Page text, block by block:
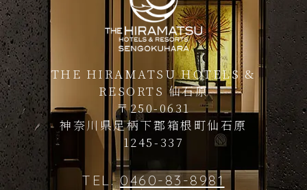
THE HIRAMATSU HOTELS &
RESORTS 仙石原
〒250-0631
神奈川県足柄下郡箱根町仙石原
1245-337
TEL.0460-83-8981